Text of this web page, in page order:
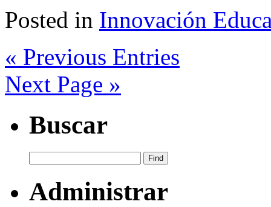
Posted in Innovación
« Previous Entries
Next Page »
Buscar
Administrar